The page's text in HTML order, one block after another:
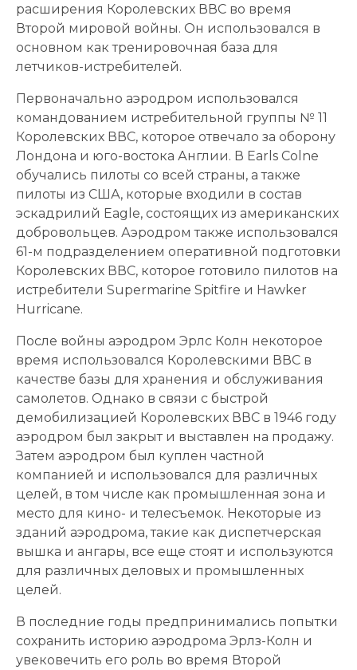
расширения Королевских ВВС во время
Второй мировой войны. Он использовался в
основном как тренировочная база для
летчиков-истребителей.
Первоначально аэродром использовался
командованием истребительной группы № 11
Королевских ВВС, которое отвечало за оборону
Лондона и юго-востока Англии. В Earls Colne
обучались пилоты со всей страны, а также
пилоты из США, которые входили в состав
эскадрилий Eagle, состоящих из американских
добровольцев. Аэродром также использовался
61-м подразделением оперативной подготовки
Королевских ВВС, которое готовило пилотов на
истребители Supermarine Spitfire и Hawker
Hurricane.
После войны аэродром Эрлс Колн некоторое
время использовался Королевскими ВВС в
качестве базы для хранения и обслуживания
самолетов. Однако в связи с быстрой
демобилизацией Королевских ВВС в 1946 году
аэродром был закрыт и выставлен на продажу.
Затем аэродром был куплен частной
компанией и использовался для различных
целей, в том числе как промышленная зона и
место для кино- и телесъемок. Некоторые из
зданий аэродрома, такие как диспетчерская
вышка и ангары, все еще стоят и используются
для различных деловых и промышленных
целей.
В последние годы предпринимались попытки
сохранить историю аэродрома Эрлз-Колн и
увековечить его роль во время Второй